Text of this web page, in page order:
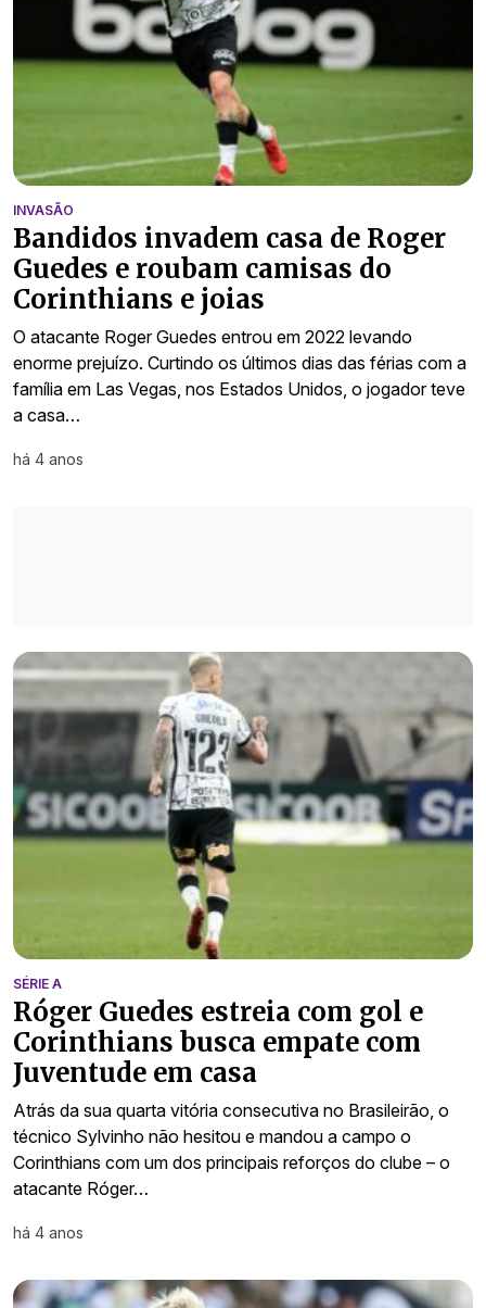
INVASÃO
Bandidos invadem casa de Roger
Guedes e roubam camisas do
Corinthians e joias
O atacante Roger Guedes entrou em 2022 levando
enorme prejuízo. Curtindo os últimos dias das férias com a
família em Las Vegas, nos Estados Unidos, o jogador teve
a casa…
há 4 anos
SÉRIE A
Róger Guedes estreia com gol e
Corinthians busca empate com
Juventude em casa
Atrás da sua quarta vitória consecutiva no Brasileirão, o
técnico Sylvinho não hesitou e mandou a campo o
Corinthians com um dos principais reforços do clube – o
atacante Róger…
há 4 anos